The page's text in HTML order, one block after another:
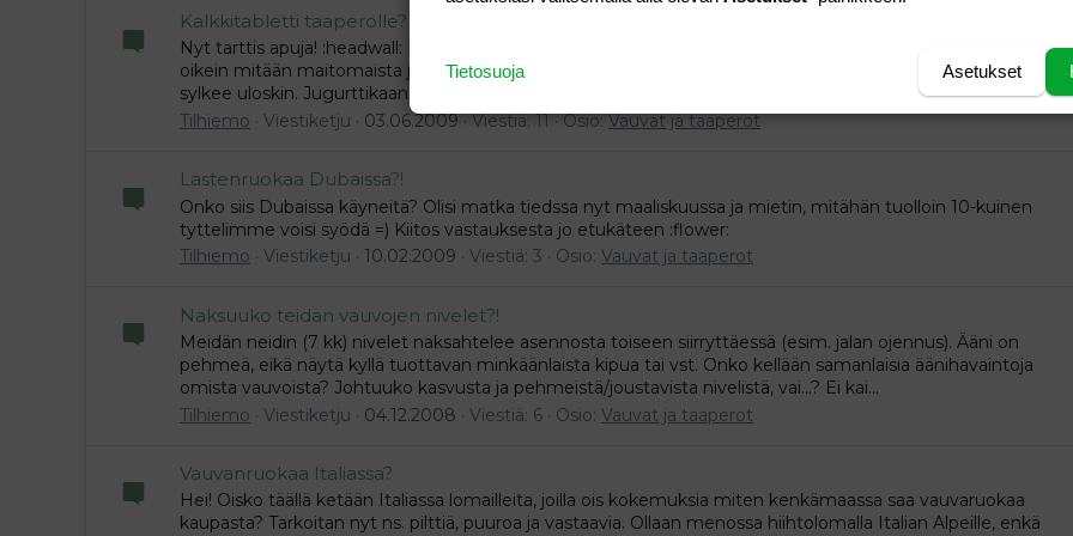
Kalkkitabletti taaperolle?
Nyt tarttis apuja! :headwall: Miedän reilun vuoden ikäinen neiti kun ei suostu juomaan maitoa, ei sitten
oikein mitään maitomaista juomaa, piimää tai vst. Ottaa muutaman hörpyn ja se on siinä, usein saattaa
sylkee uloskin. Jugurttikaan ei maistu (muu kuin vauvajugurtti), juustoa en saa myöskään...
Tilhiemo
Viestiketju 03.06.2009 Viestiä: 11 Osio:Vauvat ja taaperot
Lastenruokaa Dubaissa?!
Onko siis Dubaissa käyneitä? Olisi matka tiedssa nyt maaliskuussa ja mietin, mitähän tuolloin 10-kuinen
tyttelimme voisi syödä =) Kiitos vastauksesta jo etukäteen :flower:
Tilhiemo
Viestiketju 10.02.2009 Viestiä: 3 Osio: Vauvat ja taaperot
Naksuuko teidän vauvojen nivelet?!
Meidän neidin (7 kk) nivelet naksahtelee asennosta toiseen siirryttäessä (esim. jalan ojennus). Ääni on
pehmeä, eikä näytä kyllä tuottavan minkäänlaista kipua tai vst. Onko kellään samanlaisia äänihavaintoja
omista vauvoista? Johtuuko kasvusta ja pehmeistä/joustavista nivelistä, vai...? Ei kai...
Tilhiemo
Viestiketju 04.12.2008 Viestiä: 6 Osio: Vauvat ja taaperot
Vauvanruokaa Italiassa?
Hei! Oisko täällä ketään Italiassa lomailleita, joilla ois kokemuksia miten kenkämaassa saa vauvaruokaa
kaupasta? Tarkoitan nyt ns. pilttiä, puuroa ja vastaavia. Ollaan menossa hiihtolomalla Italian Alpeille, enkä
Asetukset
Tietosuoja